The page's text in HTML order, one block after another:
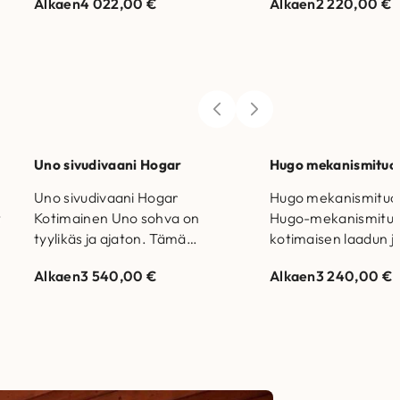
tarjoaa mukavuutta
Runko- ja
Uno sivudivaani Hogar
Uno sivudivaani Hogar
Kotimainen Uno sohva on
tyylikäs ja ajaton. Tämä
irrotettavista palasista, joten
Alkaen3 540,00 €
Hugo
Hugo
Hugo-
kotimaisen laadun
ja akkukäyttöinen
Alkaen3 240,00 €